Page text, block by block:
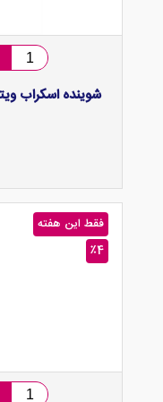
شوینده اسکراب
٪4
فقط این هفته